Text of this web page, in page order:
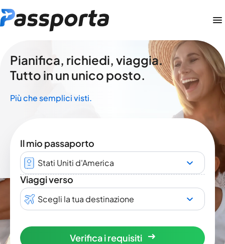
Pianifica, richiedi, viaggia.
Tutto in un unico posto.
Più che semplici visti.
Il mio passaporto
Stati Uniti d'America
Viaggi verso
Scegli la tua destinazione
Verifica i requisiti